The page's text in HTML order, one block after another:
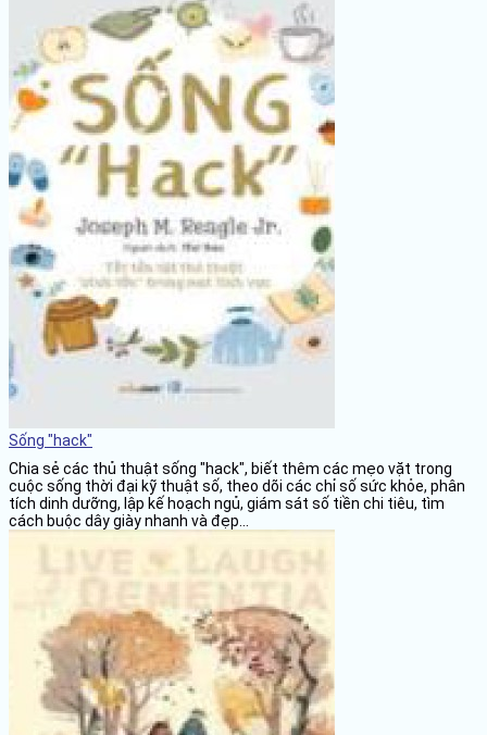
Sống "hack"
Chia sẻ các thủ thuật sống "hack", biết thêm các mẹo vặt trong
cuộc sống thời đại kỹ thuật số, theo dõi các chỉ số sức khỏe, phân
tích dinh dưỡng, lập kế hoạch ngủ, giám sát số tiền chi tiêu, tìm
cách buộc dây giày nhanh và đẹp...